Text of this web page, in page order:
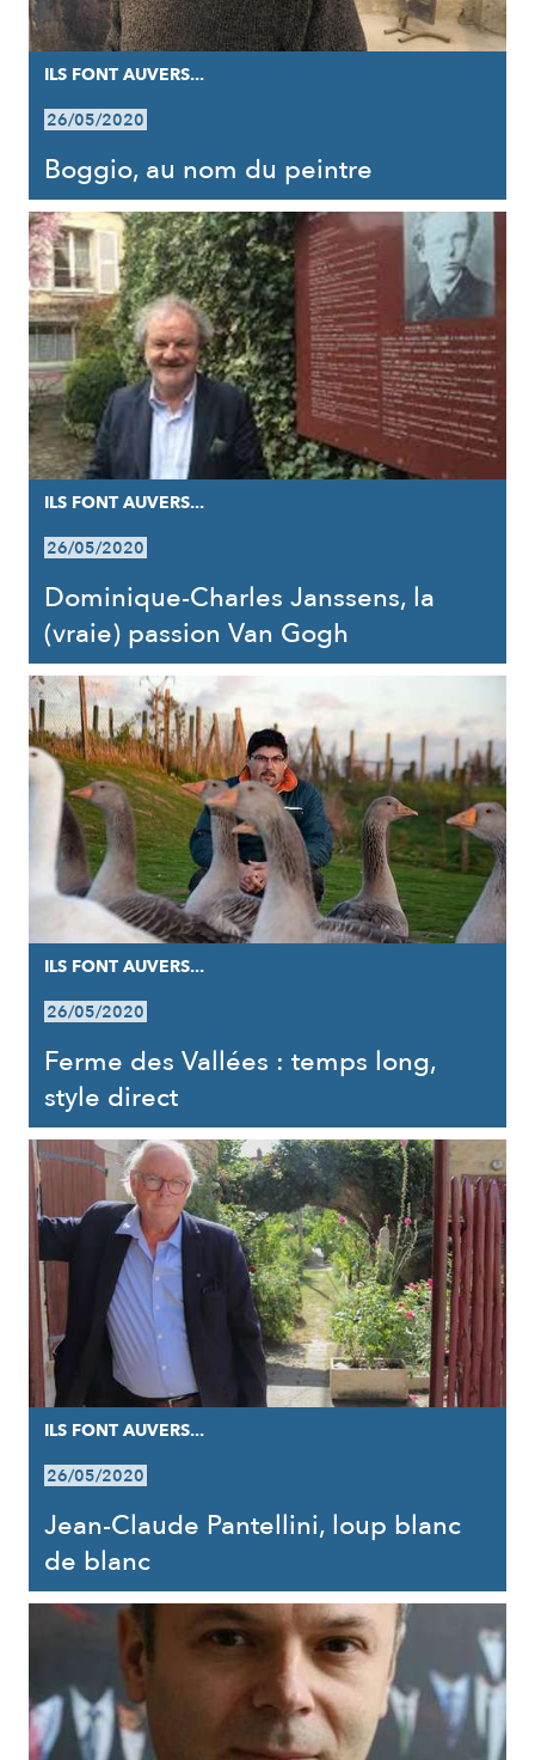
ILS FONT AUVERS...
26/05/2020
Boggio, au nom du peintre
ILS FONT AUVERS...
26/05/2020
Dominique-Charles Janssens, la
(vraie) passion Van Gogh
ILS FONT AUVERS...
26/05/2020
Ferme des Vallées : temps long,
style direct
ILS FONT AUVERS...
26/05/2020
Jean-Claude Pantellini, loup blanc
de blanc